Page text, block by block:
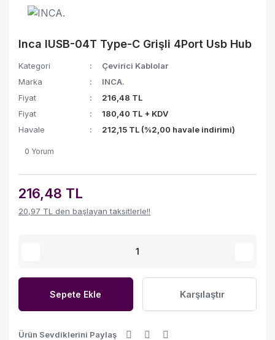
Inca IUSB-04T Type-C Grişli 4Port Usb Hub
Kategori
Çevirici Kablolar
Marka
INCA.
Fiyat
216,48 TL
Fiyat
180,40 TL + KDV
Havale
212,15 TL (%2,00 havale indirimi)
0 Yorum
216,48 TL
20,97 TL den başlayan taksitlerle!!
Sepete Ekle Karşılaştır
Ürün Sevdiklerini Paylaş